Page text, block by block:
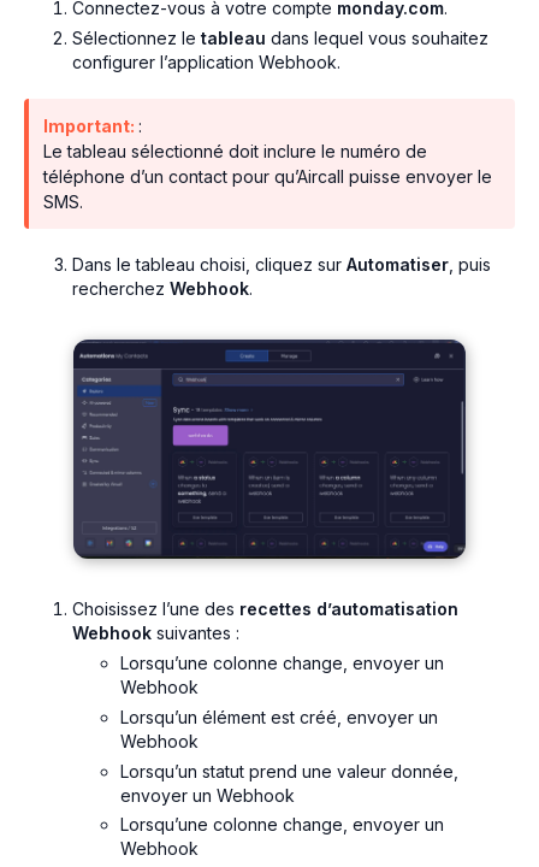
Connectez-vous à votre compte monday.com.
Sélectionnez le tableau dans lequel vous souhaitez
configurer l’application Webhook.
Important: :
Le tableau sélectionné doit inclure le numéro de
téléphone d’un contact pour qu’Aircall puisse envoyer le
SMS.
Dans le tableau choisi, cliquez sur Automatiser , puis
recherchez Webhook.
Choisissez l’une des recettes d’automatisation
Webhook suivantes :
Lorsqu’une colonne change, envoyer un
Webhook
Lorsqu’un élément est créé, envoyer un
Webhook
Lorsqu’un statut prend une valeur donnée,
envoyer un Webhook
Lorsqu’une colonne change, envoyer un
Webhook